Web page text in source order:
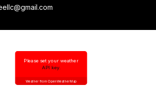
Please set your weather
API key.
Weather from OpenWeatherMap